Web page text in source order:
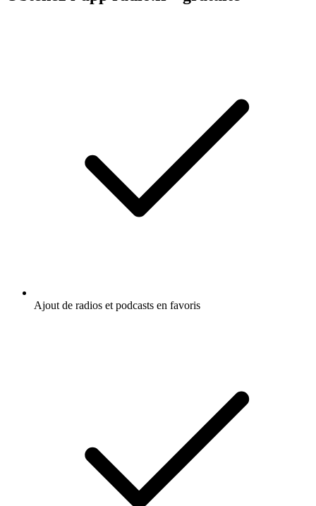
Ajout de radios et podcasts en favoris